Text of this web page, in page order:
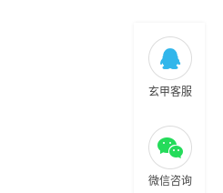
玄甲客服
微信咨询